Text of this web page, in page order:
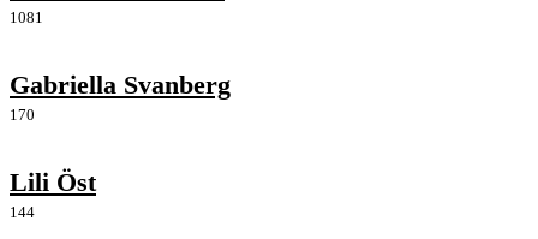
1081
Gabriella Svanberg
170
Lili Öst
144